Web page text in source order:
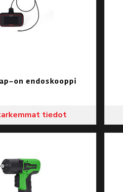
on endoskooppi
tiedot